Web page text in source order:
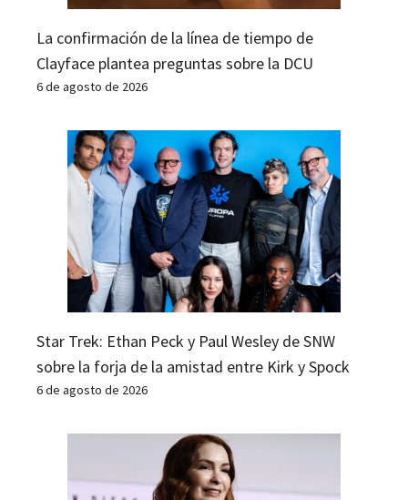
La confirmación de la línea de tiempo de
Clayface plantea preguntas sobre la DCU
6 de agosto de 2026
Star Trek: Ethan Peck y Paul Wesley de SNW
sobre la forja de la amistad entre Kirk y Spock
6 de agosto de 2026